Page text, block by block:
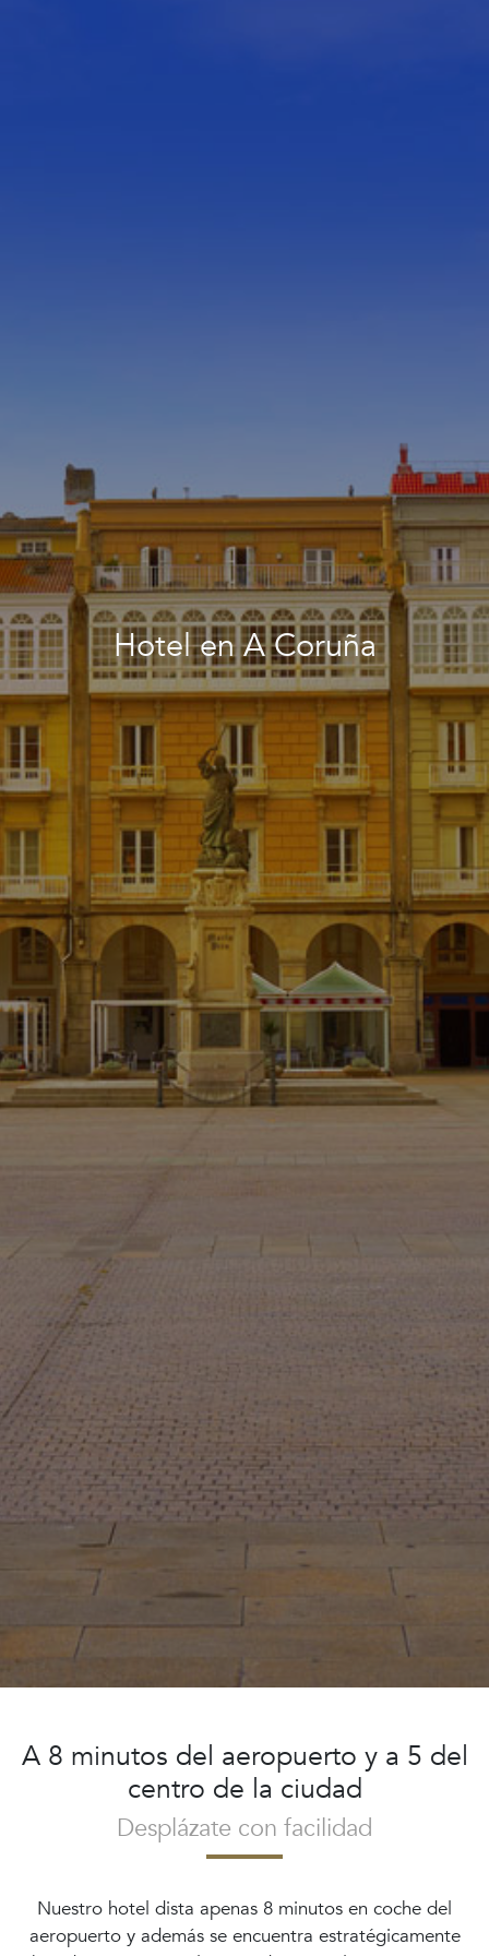
Hotel en A Coruña
A 8 minutos del aeropuerto y a 5 del
centro de la ciudad
Desplázate con facilidad
Nuestro hotel dista apenas 8 minutos en coche del
aeropuerto y además se encuentra estratégicamente